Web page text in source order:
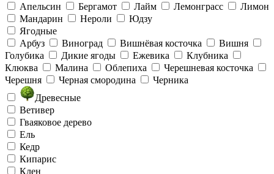
Апельсин
Бергамот Лайм Лемонграсс
Лимон
Мандарин
Нероли
Юдзу
Ягодные
Арбуз
Виноград Вишнёвая косточка
Вишня
Голубика
Дикие ягоды Ежевика
Клубника
Клюква
Малина Облепиха
Черешневая косточка
Черешня
Черная смородина
Черника
Древесные
Ветивер
Гваяковое дерево
Ель
Кедр
Кипарис
Клен